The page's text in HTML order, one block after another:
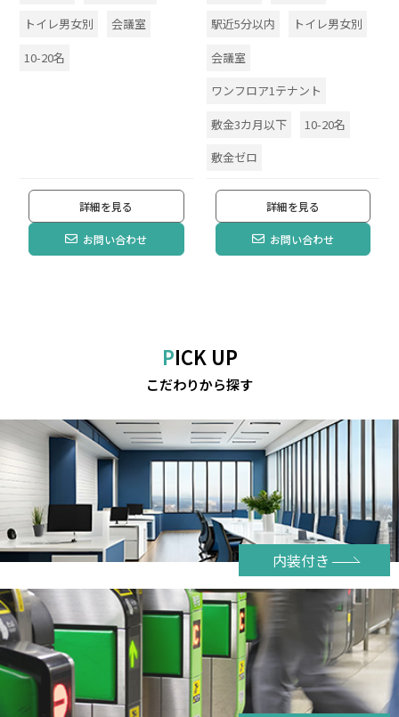
トイレ男女別
会議室
10-20名
詳細を見る
お問い合わせ
駅近5分以内
トイレ男女別
会議室
ワンフロア1テナント
敷金3カ月以下
10-20名
敷金ゼロ
詳細を見る
お問い合わせ
PICK UP
こだわりから探す
内装付き